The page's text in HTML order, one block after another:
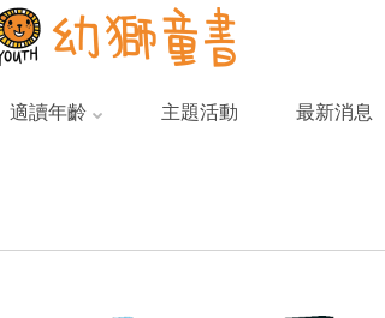
適讀年齡 主題活動 最新消息